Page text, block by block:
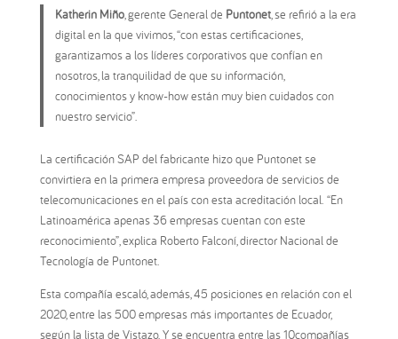
Katherin Miño, gerente General de Puntonet, se refirió a la era
digital en la que vivimos, “con estas certificaciones,
garantizamos a los líderes corporativos que confían en
nosotros, la tranquilidad de que su información,
conocimientos y know-how están muy bien cuidados con
nuestro servicio”.
La certificación SAP del fabricante hizo que Puntonet se
convirtiera en la primera empresa proveedora de servicios de
telecomunicaciones en el país con esta acreditación local. “En
Latinoamérica apenas 36 empresas cuentan con este
reconocimiento”, explica Roberto Falconí, director Nacional de
Tecnología de Puntonet.
Esta compañía escaló, además, 45 posiciones en relación con el
2020, entre las 500 empresas más importantes de Ecuador,
según la lista de Vistazo. Y se encuentra entre las 10compañías